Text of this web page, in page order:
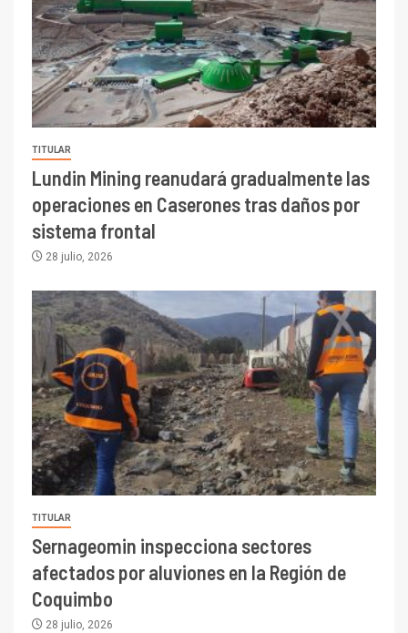
TITULAR
Lundin Mining reanudará gradualmente las
operaciones en Caserones tras daños por
sistema frontal
28 julio, 2026
TITULAR
Sernageomin inspecciona sectores
afectados por aluviones en la Región de
Coquimbo
28 julio, 2026